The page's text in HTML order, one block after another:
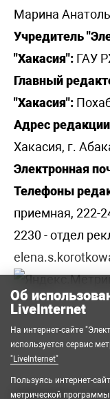
Марина
Учредитель
"Хакасия": ГАУ
Главный
"Хакасия":
Адрес
Хакасия, г.
Электронная
Телефоны
приемная, 222-
2230 - отдел
2008-2026 ©
Об
LiveInternet
На интернет-сайте
используется сервис
"LiveInternet"
Пользуясь интернет-
метрической